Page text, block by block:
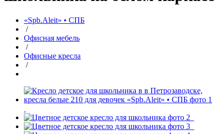
«Spb.Aleit» • СПБ
/
Офисная мебель
/
Офисные кресла
/